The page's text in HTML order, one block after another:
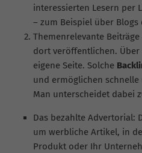
interessierten Lesern per
– zum Beispiel über Blogs
Themenrelevante
dort veröffentlichen.
eigene Seite. Solche
und ermöglichen
Man unterscheidet dabei
Das bezahlte Advertorial:
um werbliche Artikel, in
Produkt oder Ihr